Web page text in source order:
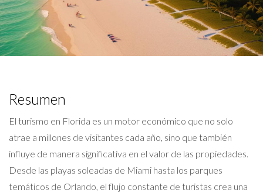
Resumen
El turismo en Florida es un motor económico que no solo
atrae a millones de visitantes cada año, sino que también
influye de manera significativa en el valor de las propiedades.
Desde las playas soleadas de Miami hasta los parques
temáticos de Orlando, el flujo constante de turistas crea una